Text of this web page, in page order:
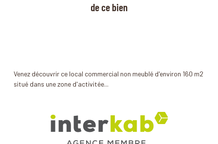
de ce bien
Venez découvrir ce local commercial non meublé d'environ 160 m2
situé dans une zone d'activitée...